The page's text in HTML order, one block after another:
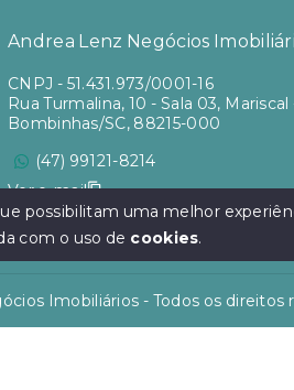
Andrea Lenz Negócios
CNPJ - 51.431.973/0001-16
Rua Turmalina, 10 - Sala 03, Mariscal
Bombinhas/SC, 88215-000
(47) 99121-8214
Ver e-mail
Imobiliários - Todos os direitos
possibilitam uma melhor
com o uso de cookies.